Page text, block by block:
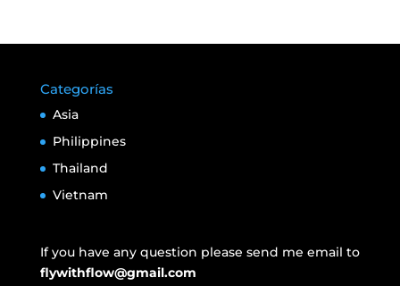
Categorías
Asia
Philippines
Thailand
Vietnam
If you have any question please send me email to
flywithflow@gmail.com